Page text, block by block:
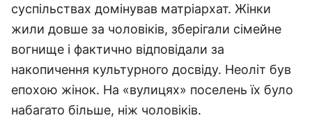
суспільствах домінував матріархат. Жінки
жили довше за чоловіків, зберігали сімейне
вогнище і фактично відповідали за
накопичення культурного досвіду. Неоліт був
епохою жінок. На «вулицях» поселень їх було
набагато більше, ніж чоловіків.